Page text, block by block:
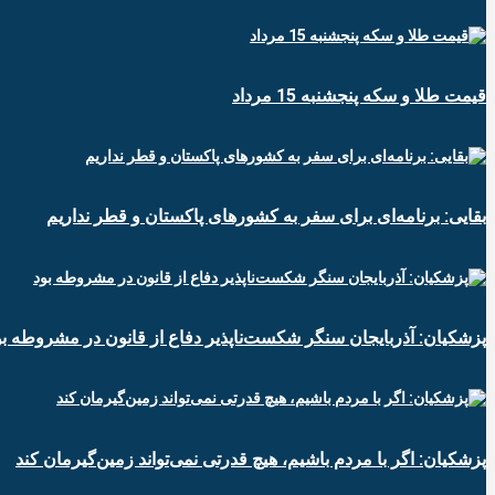
قیمت طلا و سکه پنجشنبه 15 مرداد
بقایی: برنامه‌ای برای سفر به کشورهای پاکستان و قطر نداریم
پزشکیان: آذربایجان سنگر شکست‌ناپذیر دفاع از قانون در مشروطه
پزشکیان: اگر با مردم باشیم، هیچ قدرتی نمی‌تواند زمین‌گیرمان کند